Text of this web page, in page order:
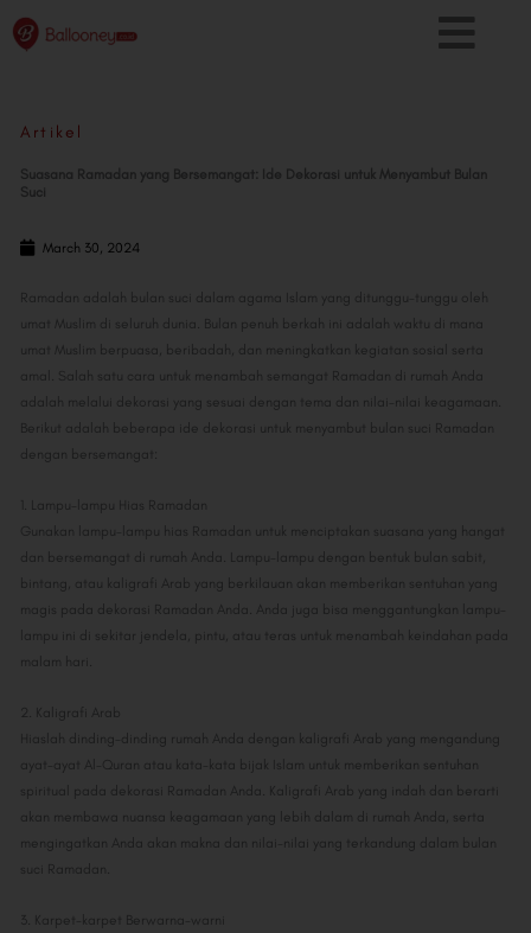
Artikel
Suasana Ramadan yang Bersemangat: Ide Dekorasi untuk Menyambut Bulan
Suci
March 30, 2024
Ramadan adalah bulan suci dalam agama Islam yang ditunggu-tunggu oleh
umat Muslim di seluruh dunia. Bulan penuh berkah ini adalah waktu di mana
umat Muslim berpuasa, beribadah, dan meningkatkan kegiatan sosial serta
amal. Salah satu cara untuk menambah semangat Ramadan di rumah Anda
adalah melalui dekorasi yang sesuai dengan tema dan nilai-nilai keagamaan.
Berikut adalah beberapa ide dekorasi untuk menyambut bulan suci Ramadan
dengan bersemangat:
1. Lampu-lampu Hias Ramadan
Gunakan lampu-lampu hias Ramadan untuk menciptakan suasana yang hangat
dan bersemangat di rumah Anda. Lampu-lampu dengan bentuk bulan sabit,
bintang, atau kaligrafi Arab yang berkilauan akan memberikan sentuhan yang
magis pada dekorasi Ramadan Anda. Anda juga bisa menggantungkan lampu-
lampu ini di sekitar jendela, pintu, atau teras untuk menambah keindahan pada
malam hari.
2. Kaligrafi Arab
Hiaslah dinding-dinding rumah Anda dengan kaligrafi Arab yang mengandung
ayat-ayat Al-Quran atau kata-kata bijak Islam untuk memberikan sentuhan
spiritual pada dekorasi Ramadan Anda. Kaligrafi Arab yang indah dan berarti
akan membawa nuansa keagamaan yang lebih dalam di rumah Anda, serta
mengingatkan Anda akan makna dan nilai-nilai yang terkandung dalam bulan
suci Ramadan.
3. Karpet-karpet Berwarna-warni